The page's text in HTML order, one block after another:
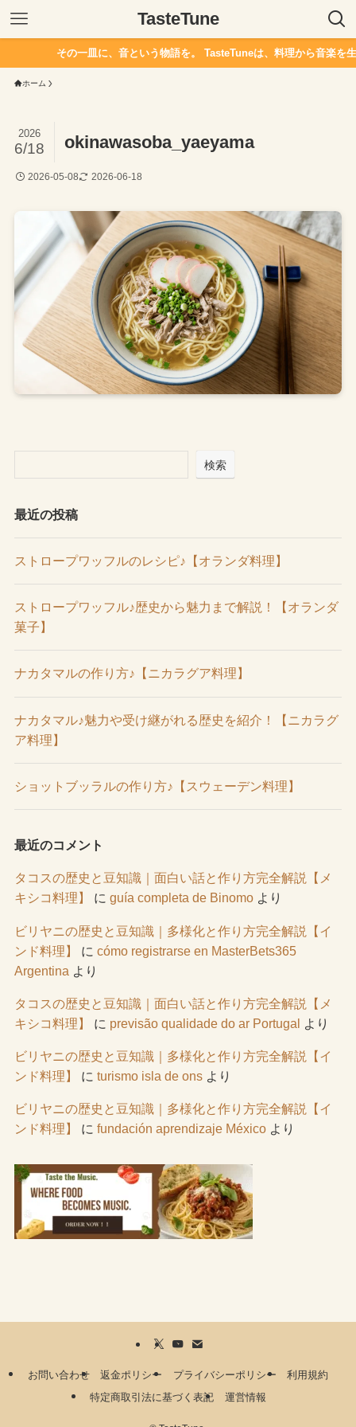
TasteTune
その一皿に、音という物語を。 TasteTuneは、料理から音楽を生
ホーム
okinawasoba_yaeyama
2026
6/18
2026-05-08 2026-06-18
検索
最近の投稿
ストロープワッフルのレシピ♪【オランダ料理】
ストロープワッフル♪歴史から魅力まで解説！【オランダ
菓子】
ナカタマルの作り方♪【ニカラグア料理】
ナカタマル♪魅力や受け継がれる歴史を紹介！【ニカラグ
ア料理】
ショットブッラルの作り方♪【スウェーデン料理】
最近のコメント
タコスの歴史と豆知識｜面白い話と作り方完全解説【メ
キシコ料理】
に guía completa de Binomoより
ビリヤニの歴史と豆知識｜多様化と作り方完全解説【イ
ンド料理】
に cómo registrarse en MasterBets365
Argentina より
タコスの歴史と豆知識｜面白い話と作り方完全解説【メ
キシコ料理】
に previsão qualidade do ar Portugal より
ビリヤニの歴史と豆知識｜多様化と作り方完全解説【イ
ンド料理】
に turismo isla de onsより
ビリヤニの歴史と豆知識｜多様化と作り方完全解説【イ
ンド料理】
に fundación aprendizaje Méxicoより
お問い合わせ 返金ポリシー プライバシーポリシー
利用規約
特定商取引法に基づく表記
運営情報